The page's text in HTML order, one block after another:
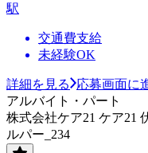
駅
交通費支給
未経験OK
詳細を見る
応募画面に
アルバイト・パート
株式会社ケア21 ケア21
ルパー_234